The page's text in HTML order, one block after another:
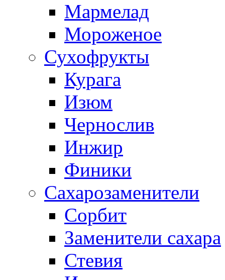
Мармелад
Мороженое
Сухофрукты
Курага
Изюм
Чернослив
Инжир
Финики
Сахарозаменители
Сорбит
Заменители сахара
Стевия